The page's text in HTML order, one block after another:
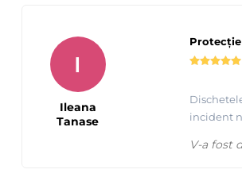
incident
I
Ileana
Tanase
V-a fost